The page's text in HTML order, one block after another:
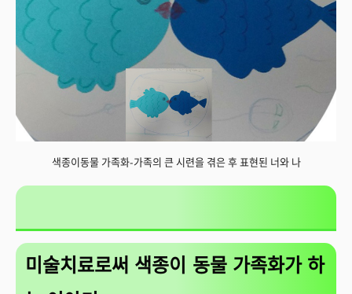
색종이동물 가족화-가족의 큰 시련을 겪은 후 표현된 너와 나
미술치료로써 색종이 동물 가족화가 하